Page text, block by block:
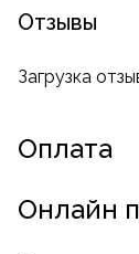
Отзывы
Загрузка
Оплата
Онлайн